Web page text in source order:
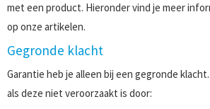
met een product. Hieronder vind je meer
op onze artikelen.
Gegronde klacht
Garantie heb je alleen bij een gegronde
als deze niet veroorzaakt is door: